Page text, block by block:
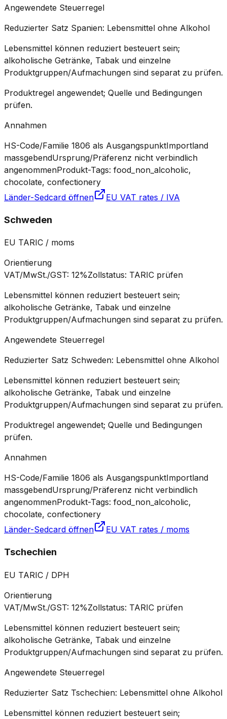
Angewendete Steuerregel
Reduzierter Satz Spanien: Lebensmittel ohne Alkohol
Lebensmittel können reduziert besteuert sein;
alkoholische Getränke, Tabak und einzelne
Produktgruppen/Aufmachungen sind separat zu prüfen.
Produktregel angewendet; Quelle und Bedingungen
prüfen.
Annahmen
HS-Code/Familie 1806 als AusgangspunktImportland
massgebendUrsprung/Präferenz nicht verbindlich
angenommenProdukt-Tags: food_non_alcoholic,
chocolate, confectionery
Länder-Sedcard öffnen
EU VAT rates / IVA
Schweden
EU TARIC / moms
Orientierung
VAT/MwSt./GST: 12%Zollstatus: TARIC prüfen
Lebensmittel können reduziert besteuert sein;
alkoholische Getränke, Tabak und einzelne
Produktgruppen/Aufmachungen sind separat zu prüfen.
Angewendete Steuerregel
Reduzierter Satz Schweden: Lebensmittel ohne Alkohol
Lebensmittel können reduziert besteuert sein;
alkoholische Getränke, Tabak und einzelne
Produktgruppen/Aufmachungen sind separat zu prüfen.
Produktregel angewendet; Quelle und Bedingungen
prüfen.
Annahmen
HS-Code/Familie 1806 als AusgangspunktImportland
massgebendUrsprung/Präferenz nicht verbindlich
angenommenProdukt-Tags: food_non_alcoholic,
chocolate, confectionery
Länder-Sedcard öffnen
EU VAT rates / moms
Tschechien
EU TARIC / DPH
Orientierung
VAT/MwSt./GST: 12%Zollstatus: TARIC prüfen
Lebensmittel können reduziert besteuert sein;
alkoholische Getränke, Tabak und einzelne
Produktgruppen/Aufmachungen sind separat zu prüfen.
Angewendete Steuerregel
Reduzierter Satz Tschechien: Lebensmittel ohne Alkohol
Lebensmittel können reduziert besteuert sein;